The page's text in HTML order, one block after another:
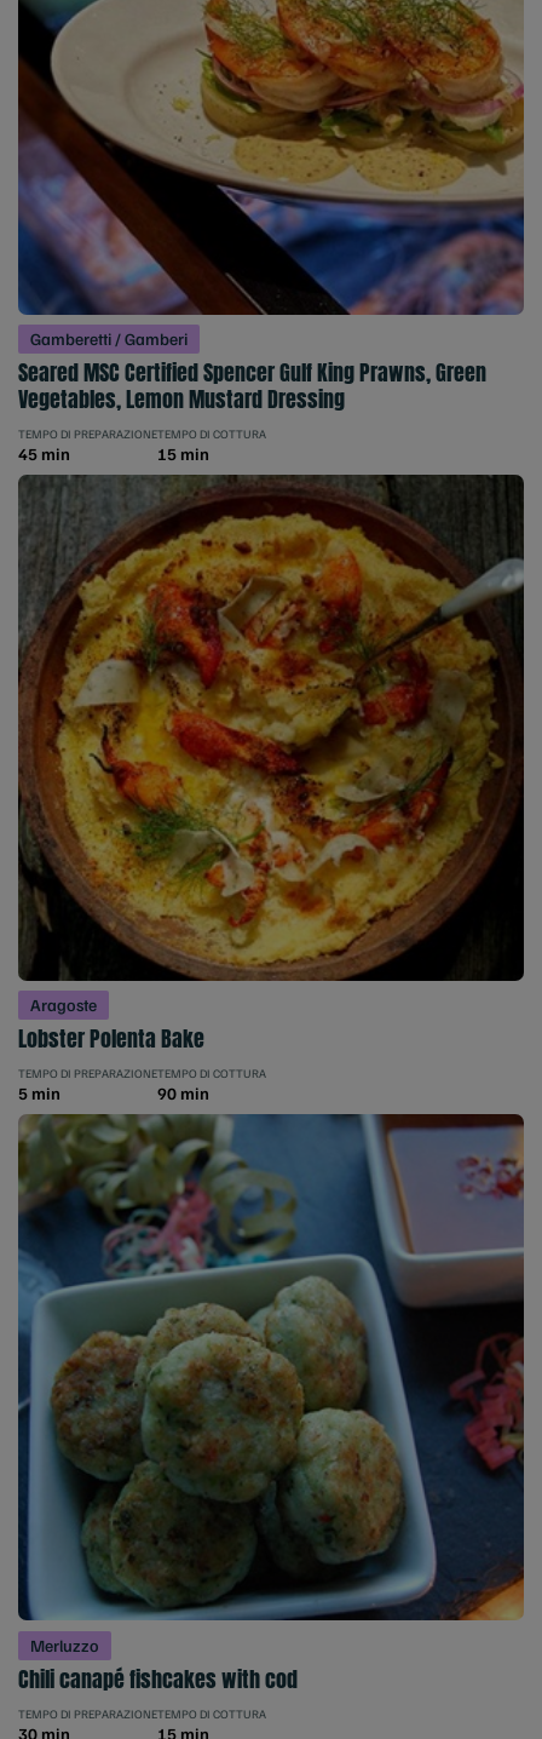
Gamberetti / Gamberi
Seared MSC Certified Spencer Gulf King Prawns, Green
Vegetables, Lemon Mustard Dressing
TEMPO DI PREPARAZIONE
45 min
TEMPO DI COTTURA
15 min
Aragoste
Lobster Polenta Bake
TEMPO DI PREPARAZIONE
5 min
TEMPO DI COTTURA
90 min
Merluzzo
Chili canapé fishcakes with cod
TEMPO DI PREPARAZIONE
30 min
TEMPO DI COTTURA
15 min